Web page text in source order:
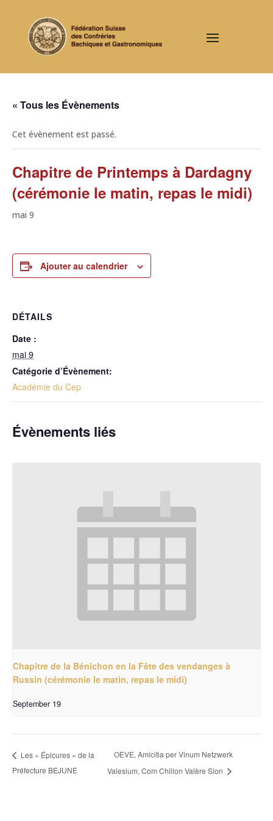
« Tous les Évènements
Cet évènement est passé.
Chapitre de Printemps à Dardagny
(cérémonie le matin, repas le midi)
mai 9
Ajouter au calendrier
DÉTAILS
Date :
mai 9
Catégorie d’Évènement:
Académie du Cep
Évènements liés
Chapitre de la Bénichon en la Fête des vendanges à
Russin (cérémonie le matin, repas le midi)
September 19
Les « Épicures » de la
Préfecture BEJUNE
OEVE, Amicitia per Vinum Netzwerk
Valesium, Com Chillon Valère Sion